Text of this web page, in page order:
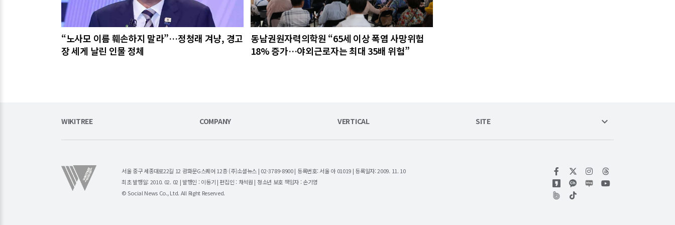
“노사모 이름 훼손하지 말라”…정청래 겨냥, 경고
장 세게 날린 인물 정체
동남권원자력의학원 “65세 이상 폭염 사망위험
18% 증가…야외근로자는 최대 35배 위험”
keyboard_arrow_down
WIKITREE COMPANY VERTICAL SITE
서울 중구 세종대로22길 12 광화문G스퀘어 12층 (주)소셜뉴스 | 02-3789-8900 | 등록번호: 서울 아 01019 | 등록일자: 2009. 11. 10
최초 발행일: 2010. 02. 02 | 발행인 : 이동기 | 편집인 : 채석원 | 청소년 보호 책임자 : 손기영
© Social News Co., Ltd. All Right Reserved.
위키트리 페이스북위키트리 인스타그램
위키트리 유튜브
위키트리 틱톡